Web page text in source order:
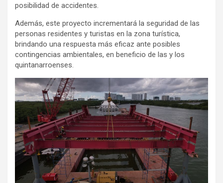
posibilidad de accidentes.
Además, este proyecto incrementará la seguridad de las
personas residentes y turistas en la zona turística,
brindando una respuesta más eficaz ante posibles
contingencias ambientales, en beneficio de las y los
quintanarroenses.